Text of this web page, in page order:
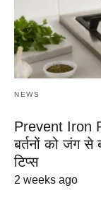
NEWS
Prevent Iron
बर्तनों को जंग
टिप्स
2 weeks ago